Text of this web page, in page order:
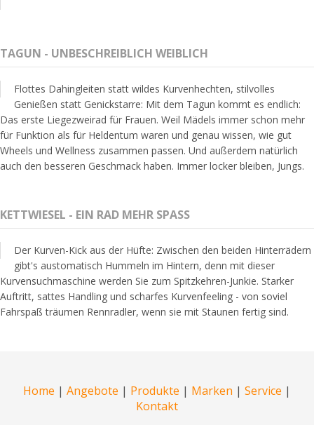
TAGUN - UNBESCHREIBLICH WEIBLICH
Flottes Dahingleiten statt wildes Kurvenhechten, stilvolles
Genießen statt Genickstarre: Mit dem Tagun kommt es endlich:
Das erste Liegezweirad für Frauen. Weil Mädels immer schon mehr
für Funktion als für Heldentum waren und genau wissen, wie gut
Wheels und Wellness zusammen passen. Und außerdem natürlich
auch den besseren Geschmack haben. Immer locker bleiben, Jungs.
KETTWIESEL - EIN RAD MEHR SPASS
Der Kurven-Kick aus der Hüfte: Zwischen den beiden Hinterrädern
gibt's austomatisch Hummeln im Hintern, denn mit dieser
Kurvensuchmaschine werden Sie zum Spitzkehren-Junkie. Starker
Auftritt, sattes Handling und scharfes Kurvenfeeling - von soviel
Fahrspaß träumen Rennradler, wenn sie mit Staunen fertig sind.
Home | Angebote | Produkte | Marken | Service |
Kontakt